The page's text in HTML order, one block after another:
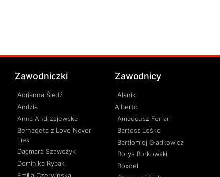
Zawodniczki
Adrianna Śledź
Andzia
Anna Andrzejewska
Bernadeta z Love Never
Lies
Dagmara Szewczyk
Dominika Rybak
Emilia Czerwińska
Zawodnicy
Alanik
Alberto
Amadeusz Ferrari
Bartosz Leśko
Bartłomiej Gładkowicz
Borys Borkowski
Boxdel